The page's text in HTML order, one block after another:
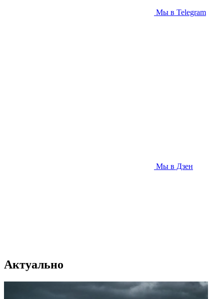
Мы в Telegram
Мы в Дзен
Актуально